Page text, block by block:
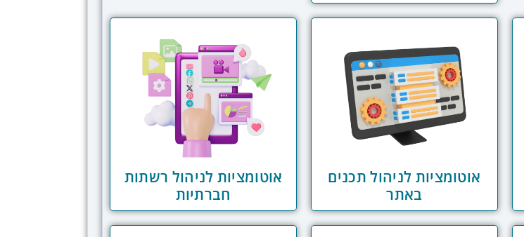
אוטומציות לניהול תכנים
באתר
אוטומציות לניהול רשתות
חברתיות